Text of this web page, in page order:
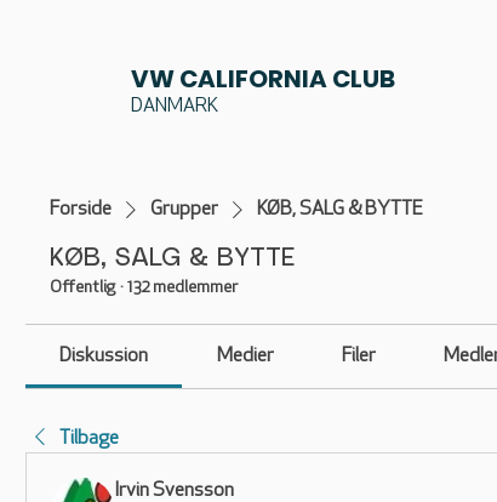
VW CALIFORNIA CLUB
DANMARK
Forside Grupper KØB, SALG & BYTTE
KØB, SALG & BYTTE
Offentlig · 132 medlemmer
Diskussion Medier Filer
Tilbage
Irvin Svensson